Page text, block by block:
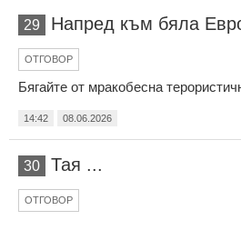
29 Напред към бяла
ОТГОВОР
Бягайте от мракобесна
14:42 08.06.2026
30 Тая ...
ОТГОВОР